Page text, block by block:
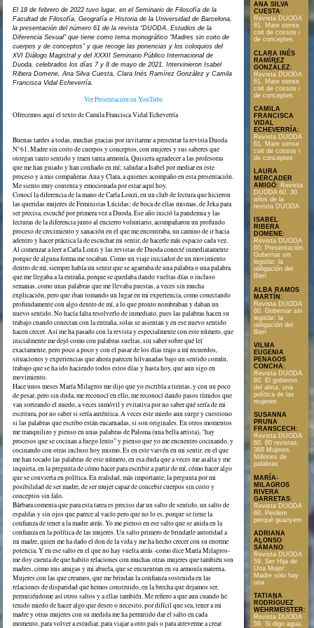
El 18 de febrero de 2022 tuvo lugar, en el Seminario de Filosofía de la
Facultad de Filosofía, Geografía e Historia de la Universidad de Barcelona,
la presentación del número 61 de la revista “DUODA. Estudios de la
Diferencia Sexual” que tiene como tema monográfico “Madres sin coito de
cuerpos y de conceptos” y que recoge las ponencias y los coloquios del
XVI Diálogo Magistral y del XXXII Seminario Público Internacional de
Duoda, celebrados los días 7 y 8 de mayo de 2021. Intervinieron Isabel
Ribera Domene, Ana Silva Cuesta, Clara Inés Ramírez González y Camila
Francisca Vidal Echeverría.
Ver Presentación en YouTube
Ofrecemos aquí el texto de Camila Francisca Vidal Echeverría
Buenas tardes a todas, muchas gracias por invitarme a presentar la revista Duoda
N°61, Madre sin coito de cuerpos y conceptos, con mujeres y sus saberes que
otorgan tanto sentido y traen tanta armonía. Quisiera agradecer a las profesoras
que me han guiado y han confiado en mí; saludar a Isabel por mediar en este
proceso y a mis compañeras Ana y Clara, a quienes acompaño en esta presentación.
Me siento muy contenta y emocionada por estar aquí hoy.
Conocí la diferencia de la mano de Carla Lonzi, en un club de lectura que hicieron
las queridas mujeres de Feministas Lúcidas; de boca de ellas mismas, de Jeka para
ser precisa, escuché por primera vez a Duoda. Ese año inició la pandemia y las
lecturas de la diferencia junto al encierro voluntario, acompañaron un profundo
proceso de crecimiento y sanación en el que me encontraba, un camino de ir hacia
adentro y hacer práctica la de escuchar mi sentir, de hacerle más espacio cada vez.
Al comenzar a leer a Carla Lonzi y las revistas de Duoda conecté inmediatamente
porque de alguna forma me tocaban. Como un viaje iniciador de un movimiento
dentro de mí, siempre había un sentir que se agarraba de una palabra o una palabra
que me llegaba a la entraña, porque se quedaba dando vueltas días o incluso
semanas, como unas palabras que me llevaba puestas, a veces sin mucha
explicación, pero que iban tomando un lugar en mi experiencia, como conectando
profundamente con algo dentro de mí, a lo que pronto nombraban y daban un
nuevo sentido. No hacía falta resolverlo de inmediato, pues las palabras hacen su
trabajo cuando conectan con la entraña, solas se asientan y en ese nuevo sentido
hacen crecer. Así me ha pasado con la revista y especialmente con este número, que
inicialmente me dejó como con palabras sueltas, sin saber sobre qué leí
exactamente, pero poco a poco y con el pasar de los días trajo a mí recuerdos,
situaciones y experiencias que ahora parecen hilvanadas bajo un sentido común,
trabajo que se ha ido haciendo todos estos días y hasta hoy, que aun sigo en
movimiento.
Hace unos meses María Milagros me dijo que yo escribía a tientas, y con un poco
de pesar, pero sin duda, me reconocí en ello, me reconocí dando pasos tímidos que
van sorteando el miedo, a veces inmóvil y evitativa por no saber qué sería de mi
escritura, por no saber si sería auténtica. A veces este miedo aun surge y cuestiono
si las palabras que escribo están encarnadas, si son originales. En otros momentos
me tranquilizo y pienso en unas palabras de Paloma (una bella artista), “hay
procesos que se cocinan a fuego lento” y pienso que yo me encuentro cocinando, y
cocinando con otras incluso hoy mismo. Es en este vaivén en mi sentir, en el que
me han tocado las palabras de este número, en esa duda que a veces me asalta y me
inquieta, en la pregunta de cómo hacer para escribir a partir de mí, cómo hacer algo
que se convierta en política. En realidad, más importante, la pregunta por mi
posibilidad de ser madre, de ser mujer capaz de concebir cuerpos sin coito y
conceptos sin falo.
Bárbara comenta que para esta tarea es preciso dar un salto de sentido, un salto de
espaldas y sin ojos que parece al vacío pero que no lo es, porque se tiene la
confianza de tener a la madre atrás. Yo me pienso en ese salto que se anida en la
confianza en la política de las mujeres. Un salto primero de brindarle autoridad a
mi madre, quien me ha dado el don de la vida y me ha hecho crecer con su enorme
potencia. Y en ese salto en el que no hay vuelta atrás -como dice María Milagros-
me doy cuenta de que habito relaciones con muchas otras mujeres que también son
madres, como mis amigas y mi abuela, que se encuentran en su armonía materna.
Mujeres con las que creamos, que me brindan la confianza sostenida en las
relaciones de disparidad que hemos construido, en la brecha que dejamos ser,
permitiéndome así otros saltos y a ellas también. Me refiero a que aun cuando he
tenido miedo de hacer algo que deseo o necesito, por difícil que sea, tener a mi
madre y otras mujeres con su medida me ha permitido dar el salto en cada
momento, para volver a estudiar, para viajar a otro país o para atreverme a crear
ANA SILVA
CUESTA:
Revista DUODA
61. Mare sense
coit de cossos i
de conceptes
CLARA INÉS
RAMÍREZ
GONZÁLEZ:
Revista DUODA
61. Mare sense
coit de cossos i
de conceptes
CAMILA
FRANCISCA
VIDAL
ECHEVERRÍA:
Revista DUODA
61. Mare sense
coit de cossos i
de conceptes
LAURA
MERCADER
AMIGÓ: Revista
DUODA 60. 30
años de la
revista DUODA
ISABEL
RIBERA
DOMENE:
Revista DUODA
60. Presentación.
Gobernar sin
legislar: la
obligación del
Bien
ALBA RAMOS
MARTÍN :
Revista DUODA
60. Gobernar sin
legislar: la
obligación del
Bien
VILMA
EUGENIA
PENAGOS
CONCHA:
Revista DUODA
60. El gobierno
del alma, una
política de las
mujeres
SUSANNA
PRUNA
FRANSCECH :
Revista DUODA
60. 60 revistas,
368 Mujeres,
Millones de
palabras
MARÍA-
MILAGROS
RIVERA
GARRETAS:
Revista DUODA
60. Perdem
perquè guanyem
ADRIANA
ALONSO
SÁMANO:
Revista DUODA
59. Ser Hija de
Una Mujer:
Madre sólo hay
una
TATIANA
RODRÍGUEZ
WEHRMEISTER:
Revista DUODA
59. Si digo agua,